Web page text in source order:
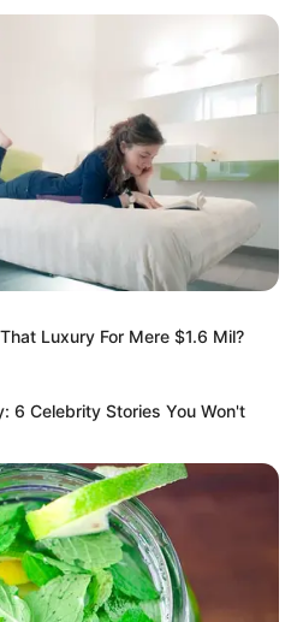
Luxury For Mere $1.6 Mil?
6 Celebrity Stories You Won't